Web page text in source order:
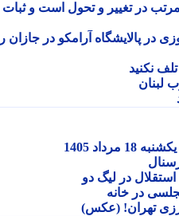
در تغییر و تحول است و ثبات
آرامکو در جازان را
1405
در لیگ دو
در خانه
تهران! (عکس)